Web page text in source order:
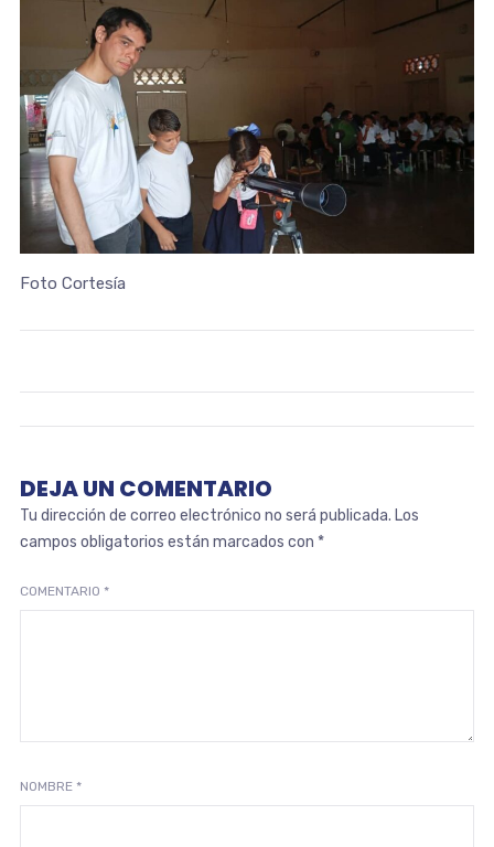
Foto Cortesía
DEJA UN COMENTARIO
Tu dirección de correo electrónico no será publicada. Los
campos obligatorios están marcados con *
COMENTARIO *
NOMBRE *